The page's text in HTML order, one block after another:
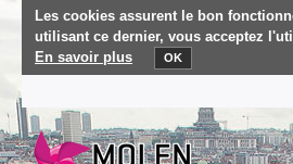
Les cookies assurent le bon
utilisant ce dernier, vous acceptez
En savoir plus
OK